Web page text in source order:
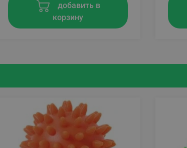
добавить в
корзину